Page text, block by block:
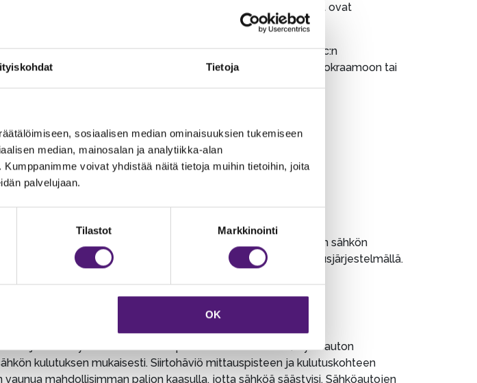
Tietoja
sosiaalisen median ominaisuuksien tukemiseen
median, mainosalan ja analytiikka-alan
voivat yhdistää näitä tietoja muihin tietoihin, joita
palvelujaan.
Tilastot Markkinointi
OK
myös Sappee Caravan Facebook- sivustolla. Suihkut ovat
wc:t, tiskipaikka, puhtaan veden hakupiste sekä kemiallisen wc:n
joiden käyttö on maksullista. Maksu suoritetaan Sappeen vuokraamoon tai
lunastaa verkkokaupastamme.
olevan kausijakson aikana.
Challenge kampanjoista.
Asuntovaunussa ei tarvitse olla omaa mittaria, vaan sähkön
mitataan vaunualueiden jakokeskuksissa Mittrix-sähkönmittausjärjestelmällä.
joka vaunupaikkalaisen on itse hankittava.
ja lämmitykseen. Kaikki kausipaikan sähkön kulutus (myös auton
kulutuksen mukaisesti. Siirtohäviö mittauspisteen ja kulutuskohteen
mahdollisimman paljon kaasulla, jotta sähköä säästyisi. Sähköautojen